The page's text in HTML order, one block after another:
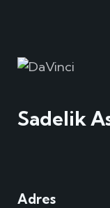
Sadelik
Adres